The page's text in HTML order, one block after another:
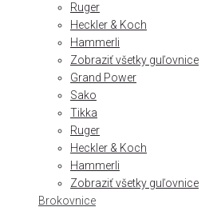
Ruger
Heckler & Koch
Hammerli
Zobraziť všetky guľovnice
Grand Power
Sako
Tikka
Ruger
Heckler & Koch
Hammerli
Zobraziť všetky guľovnice
Brokovnice